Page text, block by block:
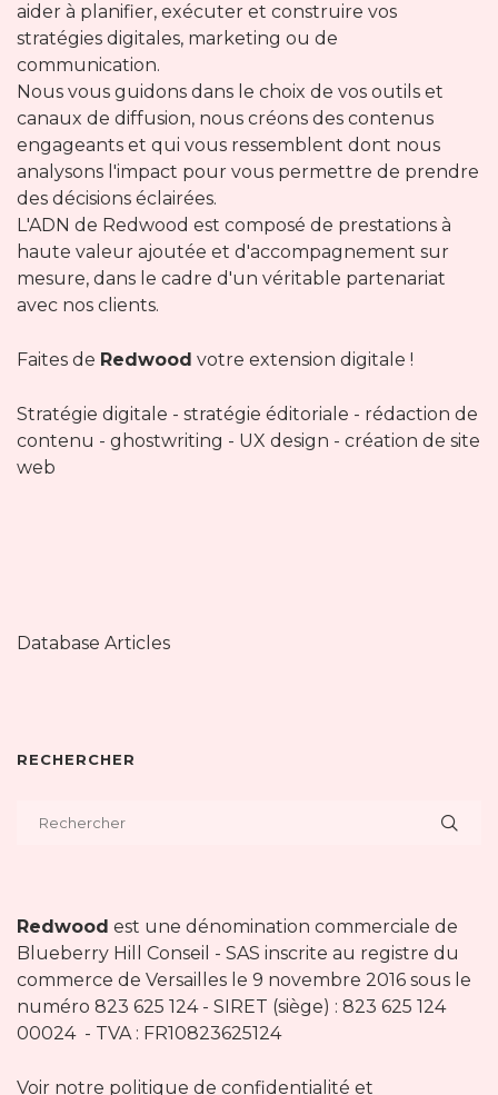
aider à planifier, exécuter et construire vos
stratégies digitales, marketing ou de
communication.
Nous vous guidons dans le choix de vos outils et
canaux de diffusion, nous créons des contenus
engageants et qui vous ressemblent dont nous
analysons l'impact pour vous permettre de prendre
des décisions éclairées.
L'ADN de Redwood est composé de prestations à
haute valeur ajoutée et d'accompagnement sur
mesure, dans le cadre d'un véritable partenariat
avec nos clients.
Faites de Redwood votre extension digitale !
Stratégie digitale - stratégie éditoriale - rédaction de
contenu - ghostwriting - UX design - création de site
web
Database Articles
RECHERCHER
Redwood est une dénomination commerciale de
Blueberry Hill Conseil - SAS inscrite au registre du
commerce de Versailles le 9 novembre 2016 sous le
numéro 823 625 124 - SIRET (siège) : 823 625 124
00024 - TVA : FR10823625124
Voir notre politique de confidentialité et